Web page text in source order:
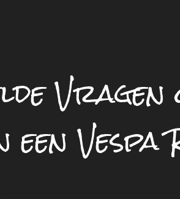
een